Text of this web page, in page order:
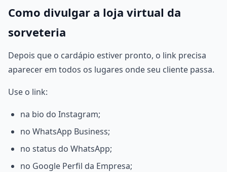
Como divulgar a loja virtual da
sorveteria
Depois que o cardápio estiver pronto, o link precisa
aparecer em todos os lugares onde seu cliente passa.
Use o link:
na bio do Instagram;
no WhatsApp Business;
no status do WhatsApp;
no Google Perfil da Empresa;